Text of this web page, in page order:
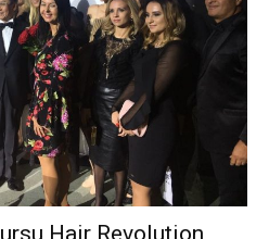
Hair Revolution